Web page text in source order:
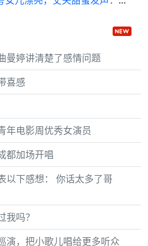
曼婷讲清楚了感情问题
喜感
年电影周优秀女演员
都加场开唱
以下感想： 你话太多了哥
我吗？
演，把小歌儿唱给更多听众